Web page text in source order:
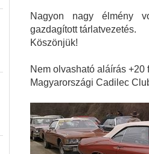
Nagyon nagy élmény
gazdagított tárlatvezetés.
Köszönjük!
Nem olvasható aláírás +20
Magyarországi Cadilec